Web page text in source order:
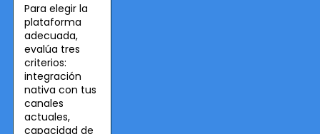
Para elegir la
plataforma
adecuada,
evalúa tres
criterios:
integración
nativa con tus
canales
actuales,
capacidad de